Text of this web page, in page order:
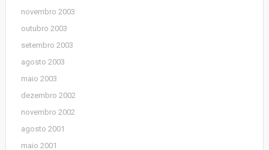
novembro 2003
outubro 2003
setembro 2003
agosto 2003
maio 2003
dezembro 2002
novembro 2002
agosto 2001
maio 2001